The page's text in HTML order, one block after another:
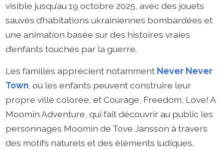
visible jusqu’au 19 octobre 2025, avec des jouets
sauvés d’habitations ukrainiennes bombardées et
une animation basée sur des histoires vraies
d’enfants touchés par la guerre.
Les familles apprécient notamment Never Never
Town, où les enfants peuvent construire leur
propre ville colorée, et Courage, Freedom, Love! A
Moomin Adventure, qui fait découvrir au public les
personnages Moomin de Tove Jansson à travers
des motifs naturels et des éléments ludiques.